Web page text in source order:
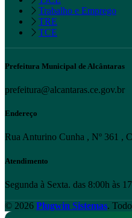
Trabalho e Emprego
TRE
TCE
Prefeitura Municipal de Alcântaras
prefeitura@alcantaras.ce.gov.br
Endereço
Rua Anturino Cunha , Nº 361 ,
Atendimento
Segunda à Sexta. das 8:00h às
© 2026 Plugwin Sistemas.